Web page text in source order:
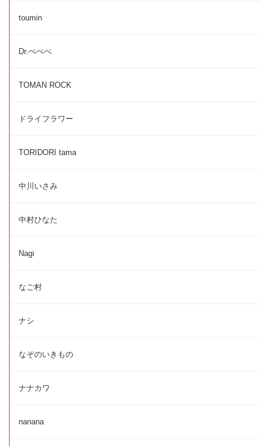
toumin
Dr.ぺぺぺ
TOMAN ROCK
ドライフラワー
TORIDORI tama
中川いさみ
中村ひなた
Nagi
なご村
ナシ
なぞのいきもの
ナナカワ
nanana